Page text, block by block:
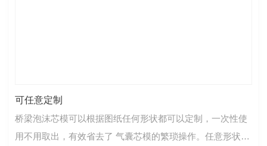
可任意定制
桥梁泡沫芯模可以根据图纸任何形状都可以定制，一次性使
用不用取出，有效省去了 气囊芯模的繁琐操作。任意形状均